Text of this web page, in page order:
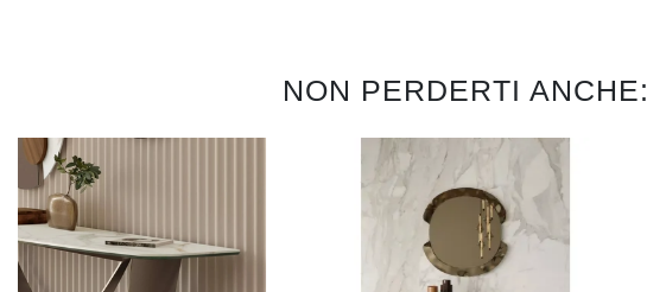
NON PERDERTI ANCHE: